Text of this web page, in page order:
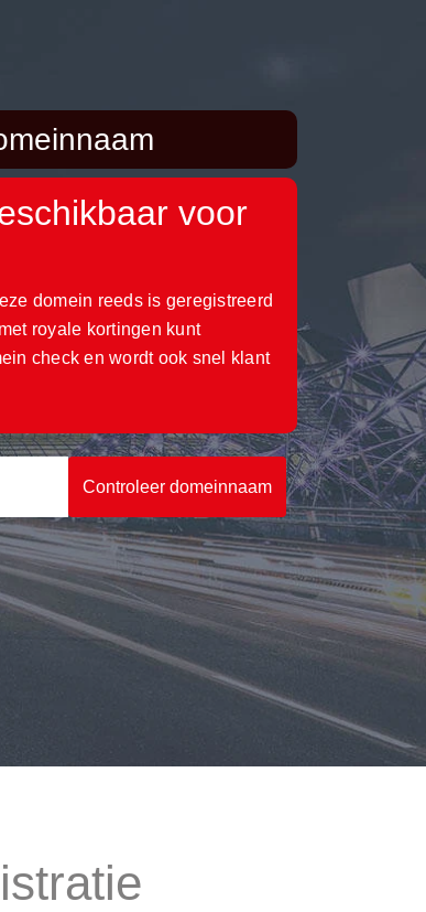
voor
domein reeds is geregistreerd
royale kortingen kunt
check en wordt ook snel klant
Controleer domeinnaam